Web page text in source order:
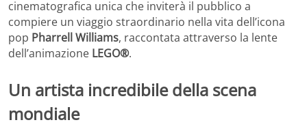
cinematografica unica che inviterà il pubblico a
compiere un viaggio straordinario nella vita dell’icona
pop Pharrell Williams, raccontata attraverso la lente
dell’animazione LEGO®.
Un artista incredibile della scena
mondiale